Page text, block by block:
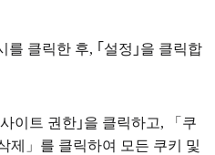
클릭한 후, ｢설정｣을 클릭합
이트 권한｣을 클릭하고, 「쿠
제」를 클릭하여 모든 쿠키 및